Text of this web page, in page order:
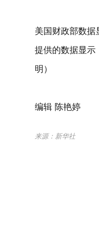
美国财政部数据
提供的数据显示
明）
编辑 陈艳婷
来源：新华社